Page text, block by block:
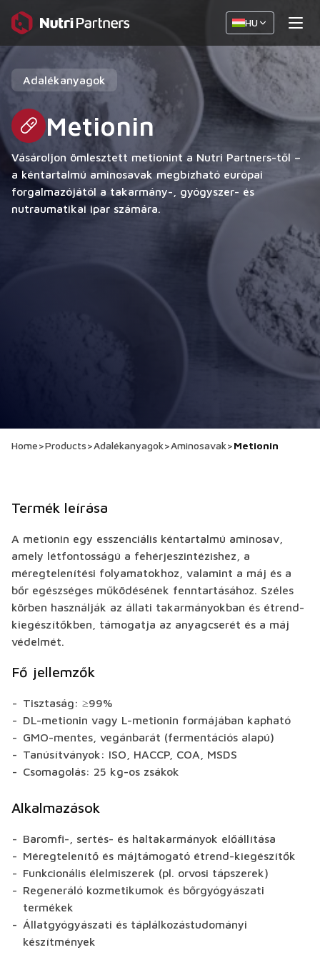
HU
Adalékanyagok
Metionin
Vásároljon ömlesztett metionint a Nutri Partners-től –
a kéntartalmú aminosavak megbízható európai
forgalmazójától a takarmány-, gyógyszer- és
nutraumatikai ipar számára.
Home>Products>Adalékanyagok>Aminosavak>Metionin
Termék leírása
A metionin egy esszenciális kéntartalmú aminosav,
amely létfontosságú a fehérjeszintézishez, a
méregtelenítési folyamatokhoz, valamint a máj és a
bőr egészséges működésének fenntartásához. Széles
körben használják az állati takarmányokban és étrend-
kiegészítőkben, támogatja az anyagcserét és a máj
védelmét.
Fő jellemzők
Tisztaság: ≥99%
DL-metionin vagy L-metionin formájában kapható
GMO-mentes, vegánbarát (fermentációs alapú)
Tanúsítványok: ISO, HACCP, COA, MSDS
Csomagolás: 25 kg-os zsákok
Alkalmazások
Baromfi-, sertés- és haltakarmányok előállítása
Méregtelenítő és májtámogató étrend-kiegészítők
Funkcionális élelmiszerek (pl. orvosi tápszerek)
Regeneráló kozmetikumok és bőrgyógyászati
termékek
Állatgyógyászati és táplálkozástudományi
készítmények